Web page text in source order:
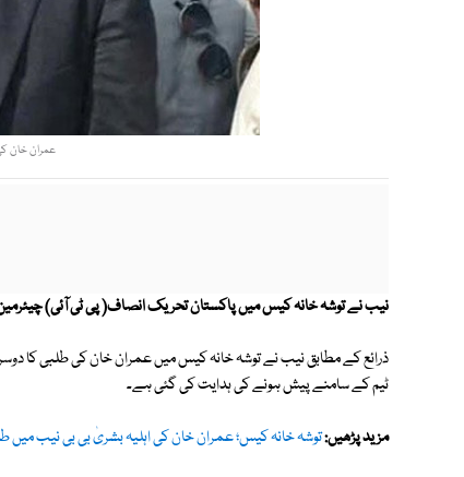
عمران خان
نیب نے توشہ خانہ کیس میں پاکستان تحریک انصاف( پی ٹی آئی)
ذرائع کے مطابق نیب نے توشہ خانہ کیس میں عمران خان کی طلبی کا
ٹیم کے سامنے پیش ہونے کی ہدایت کی گئی ہے۔
مزید پڑھیں:توشہ خانہ کیس؛ عمران خان کی اہلیہ بشریٰ بی بی نیب